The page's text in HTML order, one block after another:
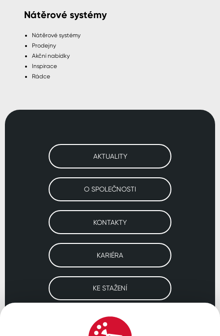
Nátěrové systémy
Nátěrové systémy
Prodejny
Akční nabídky
Inspirace
Rádce
AKTUALITY
O SPOLEČNOSTI
KONTAKTY
KARIÉRA
KE STAŽENÍ
Navštivte naše pobočky